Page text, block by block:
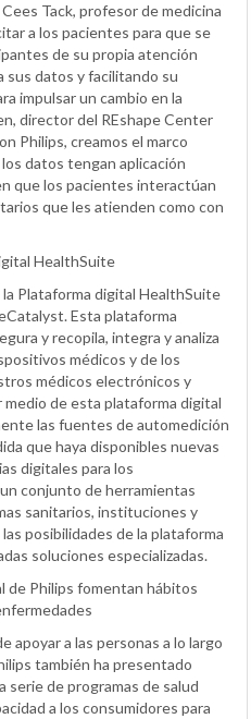
Tack, profesor de medicina
a los pacientes para que se
de su propia atención
sus datos y facilitando su
impulsar un cambio en la
director del REshape Center
Philips, creamos el marco
datos tengan aplicación
que los pacientes interactúan
que les atienden como con
HealthSuite
Plataforma digital HealthSuite
Esta plataforma
y recopila, integra y analiza
médicos y de los
médicos electrónicos y
de esta plataforma digital
las fuentes de automedición
que haya disponibles nuevas
digitales para los
conjunto de herramientas
sanitarios, instituciones y
posibilidades de la plataforma
soluciones especializadas.
de Philips fomentan hábitos
apoyar a las personas a lo largo
también ha presentado
de programas de salud
a los consumidores para